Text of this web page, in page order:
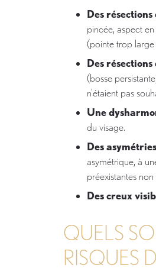
Des
pincée, aspect
(pointe trop large
Des résections
(bosse
n'étaient pas
Une
du visage.
Des
asymétrique, à
préexistantes
Des creux
QUELS
RISQUES